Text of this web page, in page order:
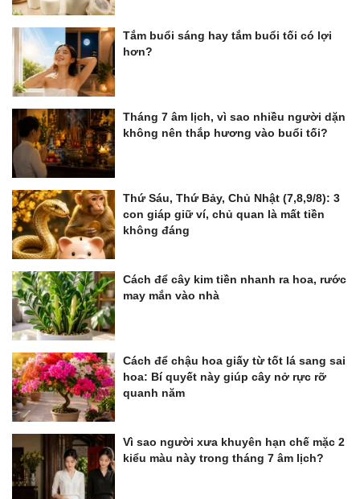
Tắm buổi sáng hay tắm buổi tối có lợi
hơn?
Tháng 7 âm lịch, vì sao nhiều người dặn
không nên thắp hương vào buổi tối?
Thứ Sáu, Thứ Bảy, Chủ Nhật (7,8,9/8): 3
con giáp giữ ví, chủ quan là mất tiền
không đáng
Cách để cây kim tiền nhanh ra hoa, rước
may mắn vào nhà
Cách để chậu hoa giấy từ tốt lá sang sai
hoa: Bí quyết này giúp cây nở rực rỡ
quanh năm
Vì sao người xưa khuyên hạn chế mặc 2
kiểu màu này trong tháng 7 âm lịch?